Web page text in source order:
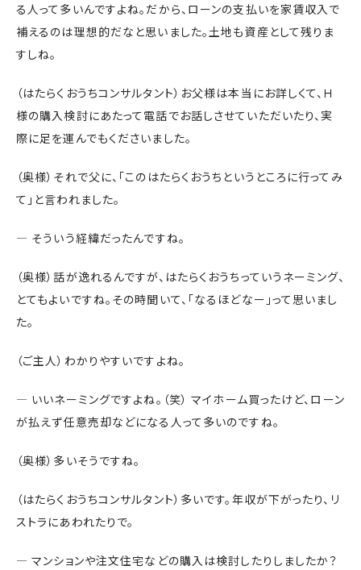
る人って多いんですよね。だから、ローンの支払いを家賃収入で
補えるのは理想的だなと思いました。土地も資産として残りま
すしね。
（はたらくおうちコンサルタント）お父様は本当にお詳しくて、Ｈ
様の購入検討にあたって電話でお話しさせていただいたり、実
際に足を運んでもくださいました。
（奥様）それで父に、「このはたらくおうちというところに行ってみ
て」と言われました。
― そういう経緯だったんですね。
（奥様）話が逸れるんですが、はたらくおうちっていうネーミング、
とてもよいですね。その時聞いて、「なるほどなー」って思いまし
た。
（ご主人）わかりやすいですよね。
― いいネーミングですよね。（笑） マイホーム買ったけど、ローン
が払えず任意売却などになる人って多いのですね。
（奥様）多いそうですね。
（はたらくおうちコンサルタント）多いです。年収が下がったり、リ
ストラにあわれたりで。
― マンションや注文住宅などの購入は検討したりしましたか？